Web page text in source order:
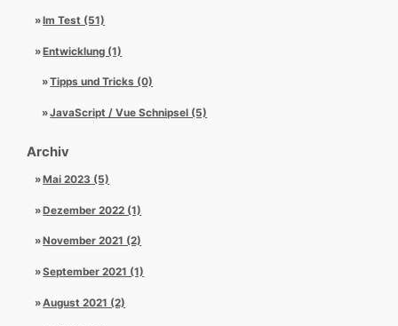
Im Test (51)
Entwicklung (1)
Tipps und Tricks (0)
JavaScript / Vue Schnipsel (5)
Archiv
Mai 2023 (5)
Dezember 2022 (1)
November 2021 (2)
September 2021 (1)
August 2021 (2)